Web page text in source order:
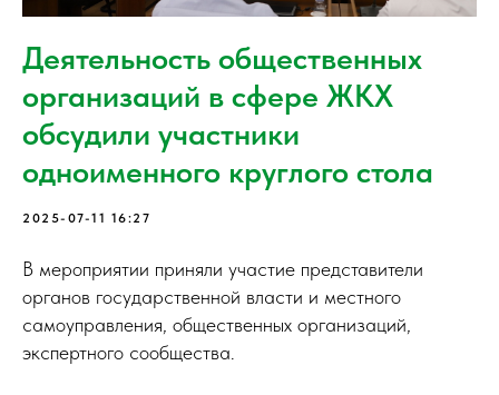
Деятельность общественных
организаций в сфере ЖКХ
обсудили участники
одноименного круглого стола
2025-07-11 16:27
В мероприятии приняли участие представители
органов государственной власти и местного
самоуправления, общественных организаций,
экспертного сообщества.